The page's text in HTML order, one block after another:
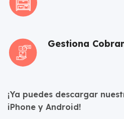
Gestiona
¡Ya puedes descargar
iPhone y Android!